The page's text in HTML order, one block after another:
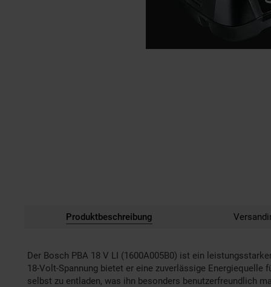
Produktbeschreibung
Der Bosch PBA 18 V LI (1600A005B0) ist ein
18-Volt-Spannung bietet er eine zuverlässige
selbst zu entladen, was ihn besonders benutzerfreundlich